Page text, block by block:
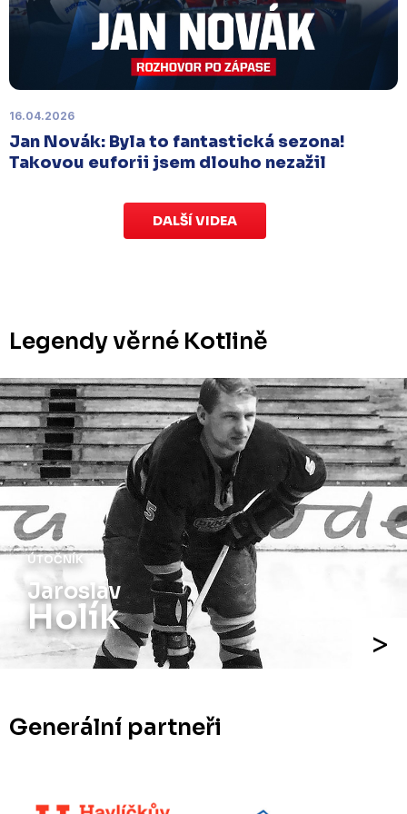
Labem, které se mělo původně odehrát 15.
listopadu, bylo z důvodu marodky Slovanu
. Kluby se domluvily na náhradním
termínu, Bruslaři se s Ústím nad Labem utkají doma
v Kotlině ve středu 26. listopadu od 18:00.
16.04.2026
Jan Novák: Byla to fantastická sezona!
Takovou euforii jsem dlouho nezažil
DALŠÍ VIDEA
Legendy věrné Kotlině
ÚTOČNÍK
Jaroslav
Holík
Generální partneři